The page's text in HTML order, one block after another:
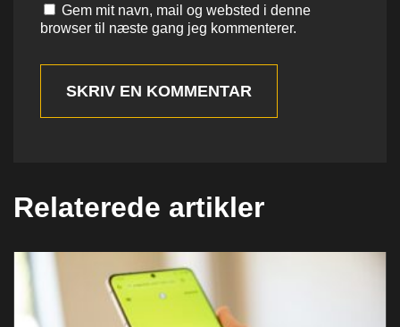
Gem mit navn, mail og websted i denne
browser til næste gang jeg kommenterer.
SKRIV EN KOMMENTAR
Relaterede artikler